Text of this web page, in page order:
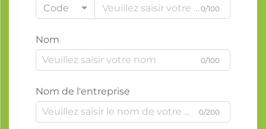
Code
0/100
Nom
0/100
Nom de l'entreprise
0/200